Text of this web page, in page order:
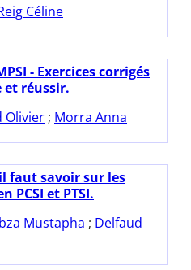
Céline
- Exercices corrigés
et réussir.
Olivier ; Morra Anna
faut savoir sur les
PCSI et PTSI.
Mustapha ; Delfaud